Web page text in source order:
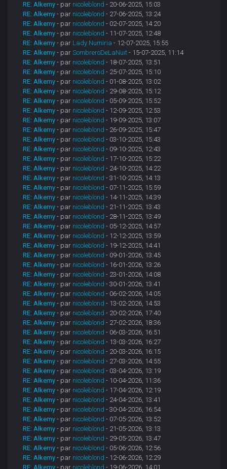
RE: Alkemy - par nicoleblond - 20-06-2025, 15:03
RE: Alkemy - par nicoleblond - 27-06-2025, 13:24
RE: Alkemy - par nicoleblond - 02-07-2025, 14:20
RE: Alkemy - par nicoleblond - 11-07-2025, 12:48
RE: Alkemy - par Lady Numiria - 12-07-2025, 15:55
RE: Alkemy - parSombreroDeLaNuit - 15-07-2025, 11:14
RE: Alkemy - par nicoleblond - 18-07-2025, 13:51
RE: Alkemy - par nicoleblond - 25-07-2025, 15:10
RE: Alkemy - par nicoleblond - 01-08-2025, 13:02
RE: Alkemy - par nicoleblond - 29-08-2025, 15:12
RE: Alkemy - par nicoleblond - 05-09-2025, 15:52
RE: Alkemy - par nicoleblond - 12-09-2025, 12:53
RE: Alkemy - par nicoleblond - 19-09-2025, 13:07
RE: Alkemy - par nicoleblond - 26-09-2025, 15:47
RE: Alkemy - par nicoleblond - 03-10-2025, 15:43
RE: Alkemy - par nicoleblond - 09-10-2025, 12:43
RE: Alkemy - par nicoleblond - 17-10-2025, 15:22
RE: Alkemy - par nicoleblond - 24-10-2025, 14:22
RE: Alkemy - par nicoleblond - 31-10-2025, 14:13
RE: Alkemy - par nicoleblond - 07-11-2025, 15:59
RE: Alkemy - par nicoleblond - 14-11-2025, 14:39
RE: Alkemy - par nicoleblond - 21-11-2025, 13:43
RE: Alkemy - par nicoleblond - 28-11-2025, 13:49
RE: Alkemy - par nicoleblond - 05-12-2025, 14:57
RE: Alkemy - par nicoleblond - 12-12-2025, 13:59
RE: Alkemy - par nicoleblond - 19-12-2025, 14:41
RE: Alkemy - par nicoleblond - 09-01-2026, 13:45
RE: Alkemy - par nicoleblond - 16-01-2026, 13:26
RE: Alkemy - par nicoleblond - 23-01-2026, 14:08
RE: Alkemy - par nicoleblond - 30-01-2026, 13:41
RE: Alkemy - par nicoleblond - 06-02-2026, 14:05
RE: Alkemy - par nicoleblond - 13-02-2026, 14:53
RE: Alkemy - par nicoleblond - 20-02-2026, 17:40
RE: Alkemy - par nicoleblond - 27-02-2026, 18:36
RE: Alkemy - par nicoleblond - 06-03-2026, 16:51
RE: Alkemy - par nicoleblond - 13-03-2026, 16:27
RE: Alkemy - par nicoleblond - 20-03-2026, 16:15
RE: Alkemy - par nicoleblond - 27-03-2026, 14:55
RE: Alkemy - par nicoleblond - 03-04-2026, 13:19
RE: Alkemy - par nicoleblond - 10-04-2026, 11:36
RE: Alkemy - par nicoleblond - 17-04-2026, 12:19
RE: Alkemy - par nicoleblond - 24-04-2026, 13:41
RE: Alkemy - par nicoleblond - 30-04-2026, 16:54
RE: Alkemy - par nicoleblond - 07-05-2026, 13:52
RE: Alkemy - par nicoleblond - 21-05-2026, 13:13
RE: Alkemy - par nicoleblond - 29-05-2026, 13:47
RE: Alkemy - par nicoleblond - 05-06-2026, 12:56
RE: Alkemy - par nicoleblond - 12-06-2026, 12:29
RE: Alkemy - par nicoleblond - 19-06-2026, 14:01